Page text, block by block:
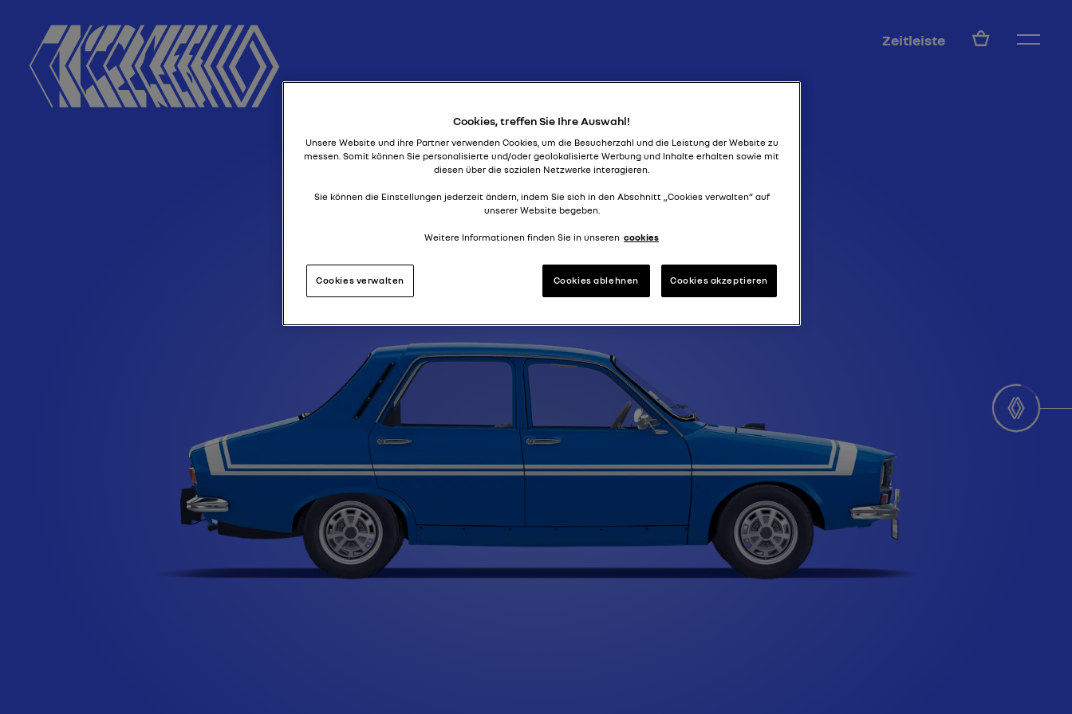
Zeitleiste DE
Type A
R12 GORDINI
Cookies, treffen Sie Ihre Auswahl!
Unsere Website und ihre Partner verwenden Cookies, um die Besucherzahl und die Leistung der Website zu
messen. Somit können Sie personalisierte und/oder geolokalisierte Werbung und Inhalte erhalten sowie mit
diesen über die sozialen Netzwerke interagieren.
Sie können die Einstellungen jederzeit ändern, indem Sie sich in den Abschnitt „Cookies verwalten“ auf
unserer Website begeben.
Weitere Informationen finden Sie in unseren cookies
Cookies verwalten Cookies ablehnen Cookies akzeptieren